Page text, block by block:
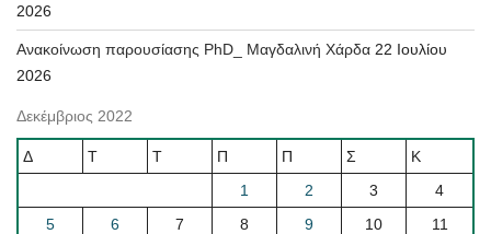
2026
Ανακοίνωση παρουσίασης PhD_ Μαγδαλινή Χάρδα 22 Ιουλίου
2026
Δεκέμβριος 2022
Δ Τ Τ Π Π Σ
Κ
1
2 3
4
5
6 7 8 9 10
11